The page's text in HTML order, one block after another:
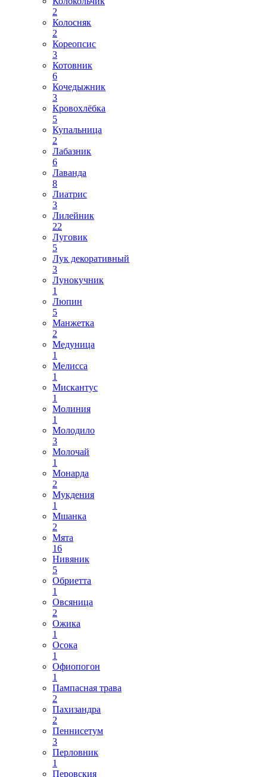
2
Колосняк
2
Кореопсис
3
Котовник
6
Кочедыжник
3
Кровохлёбка
5
Купальница
2
Лабазник
6
Лаванда
8
Лиатрис
3
Лилейник
22
Луговик
5
Лук декоративный
3
Лунокучник
1
Люпин
5
Манжетка
2
Медуница
1
Мелисса
1
Мискантус
1
Молиния
1
Молодило
3
Молочай
1
Монарда
2
Мукдения
1
Мшанка
2
Мята
16
Нивяник
5
Обриетта
1
Овсяница
2
Ожика
1
Осока
1
Офиопогон
1
Пампасная трава
2
Пахизандра
2
Пеннисетум
3
Перловник
1
Перовския